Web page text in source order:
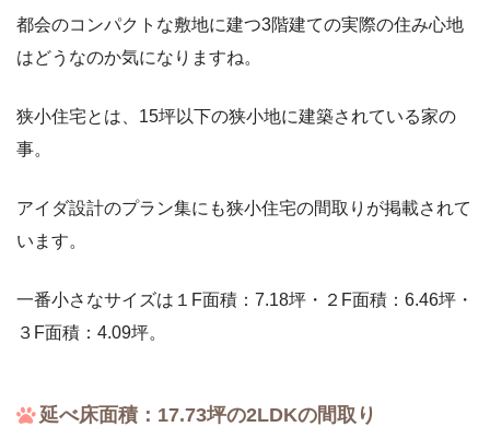
都会のコンパクトな敷地に建つ3階建ての実際の住み心地
はどうなのか気になりますね。
狭小住宅とは、15坪以下の狭小地に建築されている家の
事。
アイダ設計のプラン集にも狭小住宅の間取りが掲載されて
います。
一番小さなサイズは１F面積：7.18坪・２F面積：6.46坪・
３F面積：4.09坪。
延べ床面積：17.73坪の2LDKの間取り